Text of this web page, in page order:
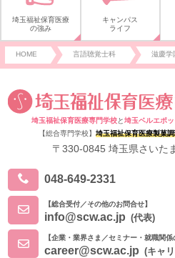
埼玉福祉保育医療
の強み
キャンパス
ライフ
HOME 言語聴覚士科 滋慶
埼玉福祉保育医療専門学校と埼玉ベルエポ
【総合専門学校】 埼玉福祉保育医療製菓
〒330-0845 埼玉県さいた
048-649-2331
【総合受付／その他のお問合せ】
info@scw.ac.jp (代表)
【企業・業界さま／セミナー・就職関係
career@scw.ac.jp (キャ